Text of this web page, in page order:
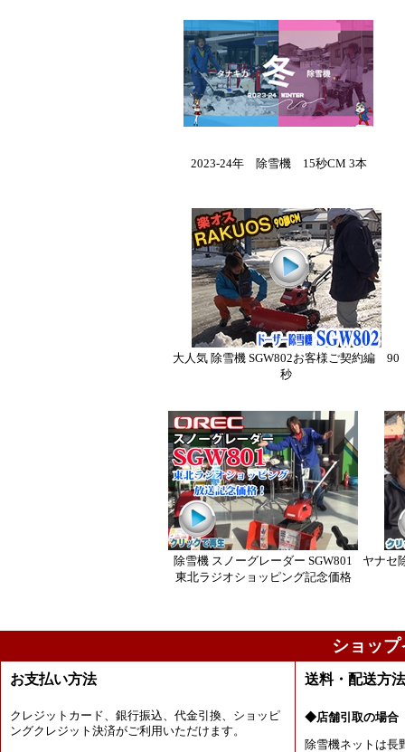
2023-24年 除雪機 15秒CM 3本
大人気 除雪機 SGW802お客様ご契約編 90
秒
除雪機 スノーグレーダー SGW801
東北ラジオショッピング記念価格
ヤナセ
ショッ
お支払い方法
クレジットカード、銀行振込、代金引換、ショッピ
ングクレジット決済がご利用いただけます。
送料・配送方
◆店舗引取の場合
除雪機ネットは長